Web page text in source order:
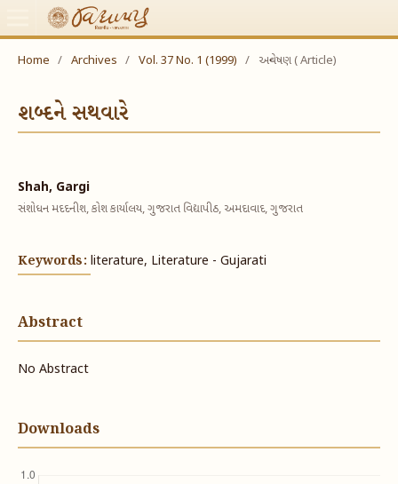
Home / Archives / Vol. 37 No. 1 (1999) / અન્વેષણ ( Article)
શબ્દને સથવારે
Shah, Gargi
સંશોધન મદદનીશ, કોશ કાર્યાલય, ગુજરાત વિદ્યાપીઠ, અમદાવાદ, ગુજરાત
Keywords: literature, Literature - Gujarati
Abstract
No Abstract
Downloads